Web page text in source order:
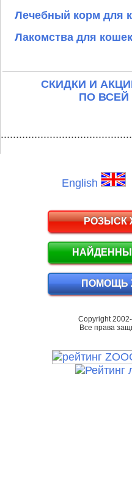
Лечебный корм для
Лакомства для кошек
СКИДКИ И
ПО
English
РОЗЫСК
ПОМОЩЬ
Copyright
Все права